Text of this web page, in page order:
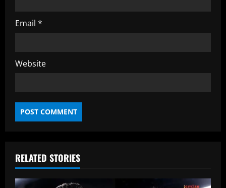
Email *
Website
RELATED STORIES